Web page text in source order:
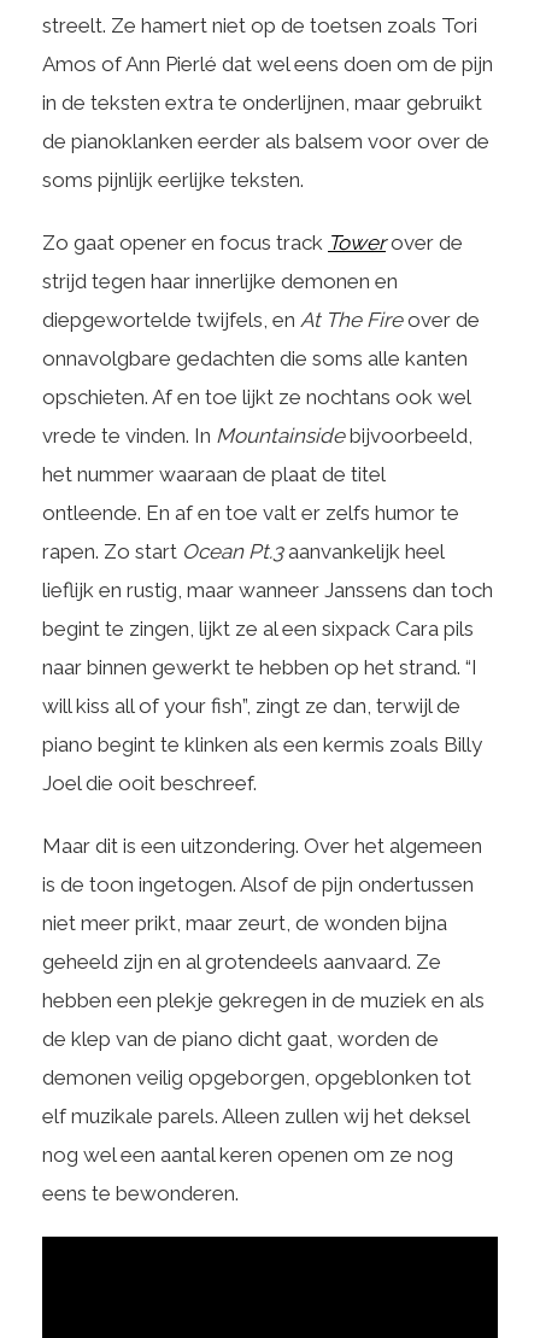
streelt. Ze hamert niet op de toetsen zoals Tori
Amos of Ann Pierlé dat wel eens doen om de pijn
in de teksten extra te onderlijnen, maar gebruikt
de pianoklanken eerder als balsem voor over de
soms pijnlijk eerlijke teksten.
Zo gaat opener en focus track Towerover de
strijd tegen haar innerlijke demonen en
diepgewortelde twijfels, en At The Fireover de
onnavolgbare gedachten die soms alle kanten
opschieten. Af en toe lijkt ze nochtans ook wel
vrede te vinden. In Mountainsidebijvoorbeeld,
het nummer waaraan de plaat de titel
ontleende. En af en toe valt er zelfs humor te
rapen. Zo start Ocean Pt.3aanvankelijk heel
lieflijk en rustig, maar wanneer Janssens dan toch
begint te zingen, lijkt ze al een sixpack Cara pils
naar binnen gewerkt te hebben op het strand. “I
will kiss all of your fish”, zingt ze dan, terwijl de
piano begint te klinken als een kermis zoals Billy
Joel die ooit beschreef.
Maar dit is een uitzondering. Over het algemeen
is de toon ingetogen. Alsof de pijn ondertussen
niet meer prikt, maar zeurt, de wonden bijna
geheeld zijn en al grotendeels aanvaard. Ze
hebben een plekje gekregen in de muziek en als
de klep van de piano dicht gaat, worden de
demonen veilig opgeborgen, opgeblonken tot
elf muzikale parels. Alleen zullen wij het deksel
nog wel een aantal keren openen om ze nog
eens te bewonderen.